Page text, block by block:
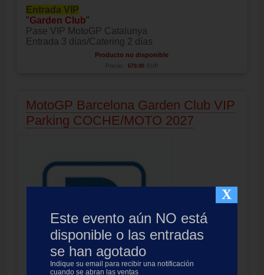
X
Este evento aún NO está
disponible o las entradas
se han agotado
Indique su email para recibir una notificación
cuando se abran las ventas
Entrada VIP
"Garden Club"
Pase VIP MotoGP Catalunya
Entrada 3 días/Catering 2 días
Producto no disponible
Precio: 679.00 EUR
MotoGP Barcelona Garden Club VIP
Parking COCHE/MOTO 2027